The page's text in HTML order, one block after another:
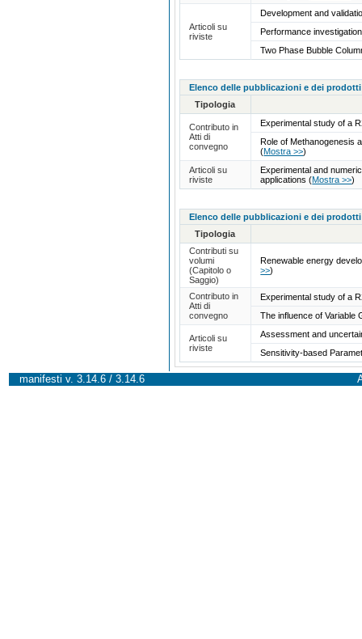
Articoli su
riviste
Development and
Performance
Two Phase Bubble
Elenco delle pubblicazioni e dei
Tipologia
Contributo in
Atti di
convegno
Experimental study of a
Role of Methanogenesis
(Mostra >>)
Articoli su
riviste
Experimental and
applications(Mostra >>)
Elenco delle pubblicazioni e dei
Tipologia
Contributi su
volumi
(Capitolo o
Saggio)
Renewable energy
>>)
Contributo in
Atti di
convegno
Experimental study of a
The influence of Variable
Articoli su
riviste
Assessment and
Sensitivity-based
manifesti v. 3.14.6 / 3.14.6